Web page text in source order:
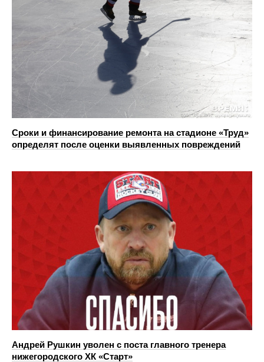
Сроки и финансирование ремонта на стадионе «Труд»
определят после оценки выявленных повреждений
Андрей Рушкин уволен с поста главного тренера
нижегородского ХК «Старт»